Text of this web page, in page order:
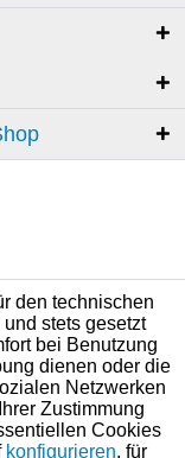
den technischen
stets gesetzt
bei Benutzung
dienen oder die
Netzwerken
Zustimmung
Cookies
konfigurieren, für